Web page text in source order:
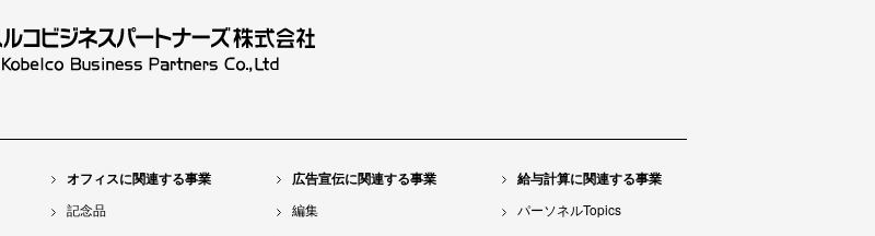
オフィスに関連する事業
記念品
広告宣伝に関連する事業
編集
給与計算に関連する事業
パーソネルTopics